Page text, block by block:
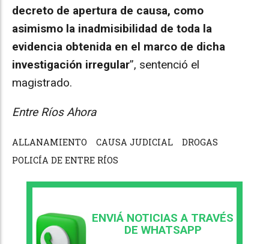
decreto de apertura de causa, como
asimismo la inadmisibilidad de toda la
evidencia obtenida en el marco de dicha
investigación irregular”, sentenció el
magistrado.
Entre Ríos Ahora
ALLANAMIENTO CAUSA JUDICIAL
DROGAS
POLICÍA DE ENTRE RÍOS
ENVIÁ NOTICIAS A TRAVÉS
DE WHATSAPP